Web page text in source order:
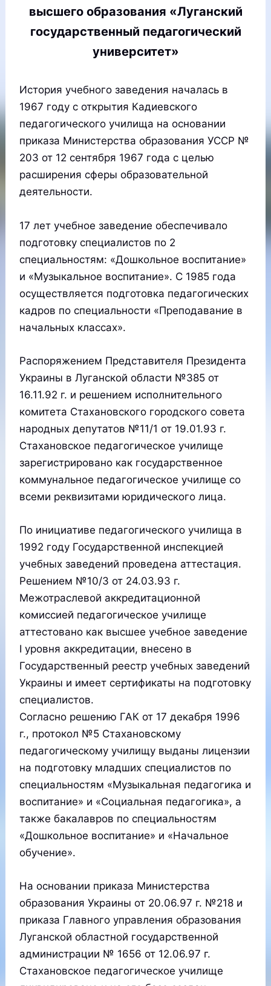
высшего образования «Луганский
государственный педагогический
университет»
История учебного заведения началась в
1967 году с открытия Кадиевского
педагогического училища на основании
приказа Министерства образования УССР №
203 от 12 сентября 1967 года с целью
расширения сферы образовательной
деятельности.
17 лет учебное заведение обеспечивало
подготовку специалистов по 2
специальностям: «Дошкольное воспитание»
и «Музыкальное воспитание». С 1985 года
осуществляется подготовка педагогических
кадров по специальности «Преподавание в
начальных классах».
Распоряжением Представителя Президента
Украины в Луганской области №385 от
16.11.92 г. и решением исполнительного
комитета Стахановского городского совета
народных депутатов №11/1 от 19.01.93 г.
Стахановское педагогическое училище
зарегистрировано как государственное
коммунальное педагогическое училище со
всеми реквизитами юридического лица.
По инициативе педагогического училища в
1992 году Государственной инспекцией
учебных заведений проведена аттестация.
Решением №10/3 от 24.03.93 г.
Межотраслевой аккредитационной
комиссией педагогическое училище
аттестовано как высшее учебное заведение
І уровня аккредитации, внесено в
Государственный реестр учебных заведений
Украины и имеет сертификаты на подготовку
специалистов.
Согласно решению ГАК от 17 декабря 1996
г., протокол №5 Стахановскому
педагогическому училищу выданы лицензии
на подготовку младших специалистов по
специальностям «Музыкальная педагогика и
воспитание» и «Социальная педагогика», а
также бакалавров по специальностям
«Дошкольное воспитание» и «Начальное
обучение».
На основании приказа Министерства
образования Украины от 20.06.97 г. №218 и
приказа Главного управления образования
Луганской областной государственной
администрации № 1656 от 12.06.97 г.
Стахановское педагогическое училище